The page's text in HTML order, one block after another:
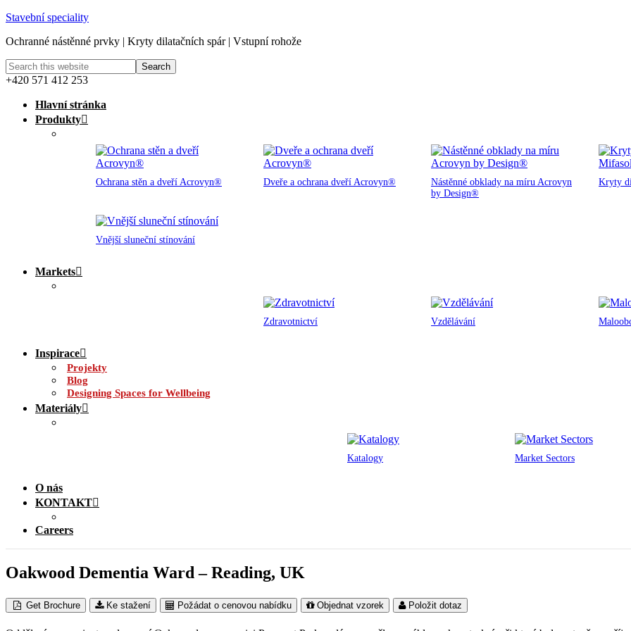
Stavební speciality
Ochranné nástěnné prvky | Kryty dilatačních spár | Vstupní rohože
+420 571 412 253
Hlavní stránka
Produkty
Ochrana stěn a dveří Acrovyn® Dveře a ochrana dveří Acrovyn®
Nástěnné obklady na míru Acrovyn
by Design®
Kryty
Vnější sluneční stínování
Markets
Zdravotnictví Vzdělávání
Inspirace
Projekty
Blog
Designing Spaces for Wellbeing
Materiály
Katalogy Market Sectors
O nás
KONTAKT
Careers
Oakwood Dementia Ward – Reading, UK
Get Brochure Ke stažení Požádat o cenovou nabídku Objednat vzorek Položit dotaz